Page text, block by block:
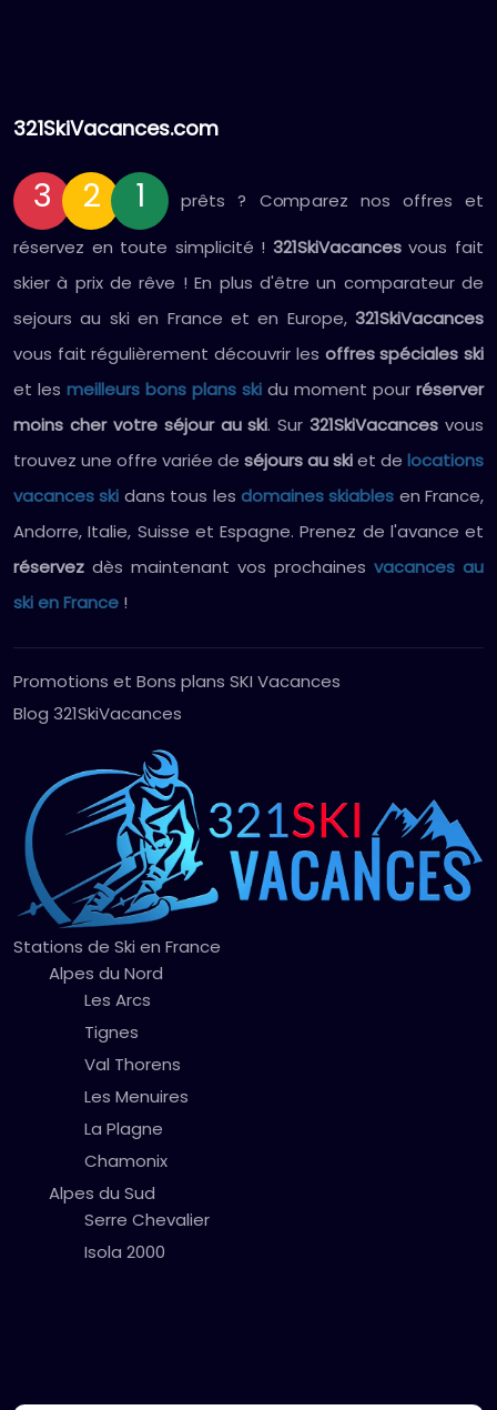
321SkiVacances.com
3 2 1
prêts ? Comparez nos offres et
réservez en toute simplicité ! 321SkiVacancesvous fait
skier à prix de rêve ! En plus d'être un comparateur de
sejours au ski en France et en Europe, 321SkiVacances
vous fait régulièrement découvrir les offres spéciales ski
et les meilleurs bons plans ski du moment pour réserver
moins cher votre séjour au ski. Sur321SkiVacances vous
trouvez une offre variée de séjours au skiet de locations
vacances ski dans tous les domaines skiables en France,
Andorre, Italie, Suisse et Espagne. Prenez de l'avance et
réservez dès maintenant vos prochaines vacances au
ski en France !
Promotions et Bons plans SKI Vacances
Blog 321SkiVacances
Stations de Ski en France
Alpes du Nord
Les Arcs
Tignes
Val Thorens
Les Menuires
La Plagne
Chamonix
Alpes du Sud
Serre Chevalier
Isola 2000